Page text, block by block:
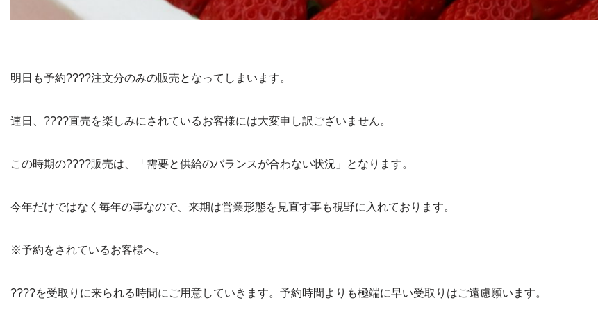
明日も予約????注文分のみの販売となってしまいます。
連日、????直売を楽しみにされているお客様には大変申し訳ございません。
この時期の????販売は、「需要と供給のバランスが合わない状況」となります。
今年だけではなく毎年の事なので、来期は営業形態を見直す事も視野に入れております。
※予約をされているお客様へ。
????を受取りに来られる時間にご用意していきます。予約時間よりも極端に早い受取りはご遠慮願います。